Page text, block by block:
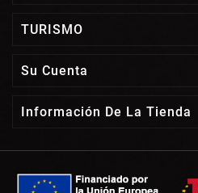
TURISMO
Su Cuenta
Información De La Tienda